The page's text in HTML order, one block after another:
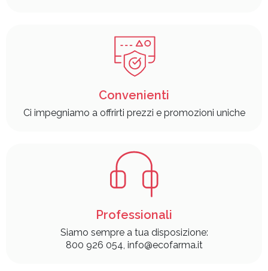
Convenienti
Ci impegniamo a offrirti prezzi e promozioni uniche
Professionali
Siamo sempre a tua disposizione:
800 926 054, info@ecofarma.it